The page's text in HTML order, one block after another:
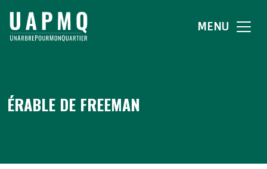
MENU
ÉRABLE DE FREEMAN